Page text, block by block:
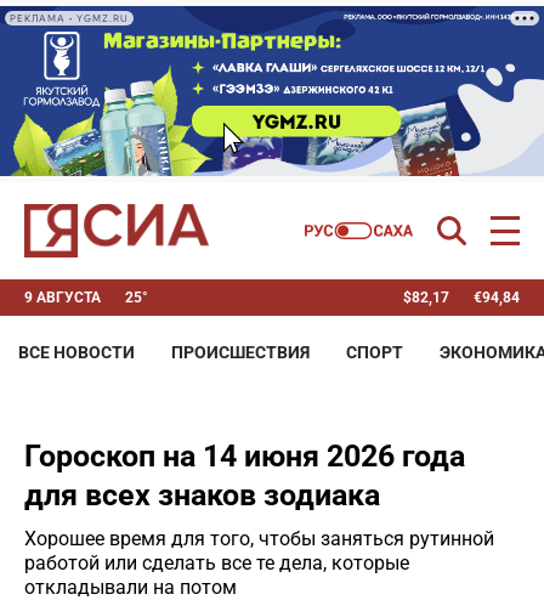
РЕКЛАМА • YGMZ.RU
9 АВГУСТА 25° $82,17 €94,84
ВСЕ НОВОСТИ ПРОИСШЕСТВИЯ СПОРТ
Гороскоп на 14 июня 2026 года
для всех знаков зодиака
Хорошее время для того, чтобы заняться рутинной
работой или сделать все те дела, которые
откладывали на потом